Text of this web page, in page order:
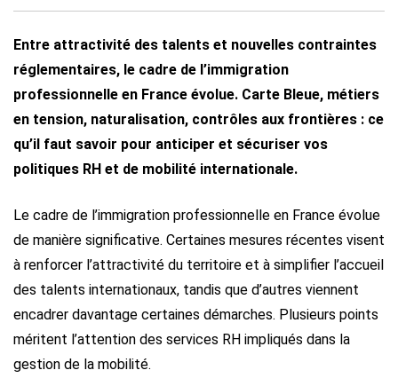
Entre attractivité des talents et nouvelles contraintes
réglementaires, le cadre de l’immigration
professionnelle en France évolue. Carte Bleue, métiers
en tension, naturalisation, contrôles aux frontières : ce
qu’il faut savoir pour anticiper et sécuriser vos
politiques RH et de mobilité internationale.
Le cadre de l’immigration professionnelle en France évolue
de manière significative. Certaines mesures récentes visent
à renforcer l’attractivité du territoire et à simplifier l’accueil
des talents internationaux, tandis que d’autres viennent
encadrer davantage certaines démarches. Plusieurs points
méritent l’attention des services RH impliqués dans la
gestion de la mobilité.